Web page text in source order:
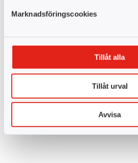
Marknadsföringscookies
Tillåt alla
Tillåt urval
Avvisa
Registrera LIA-plats
Du registrerar din LIA-plats i
följa några enkla steg. Du anger
kontaktuppgifter samt fyller i vad
arbetsuppgifter.